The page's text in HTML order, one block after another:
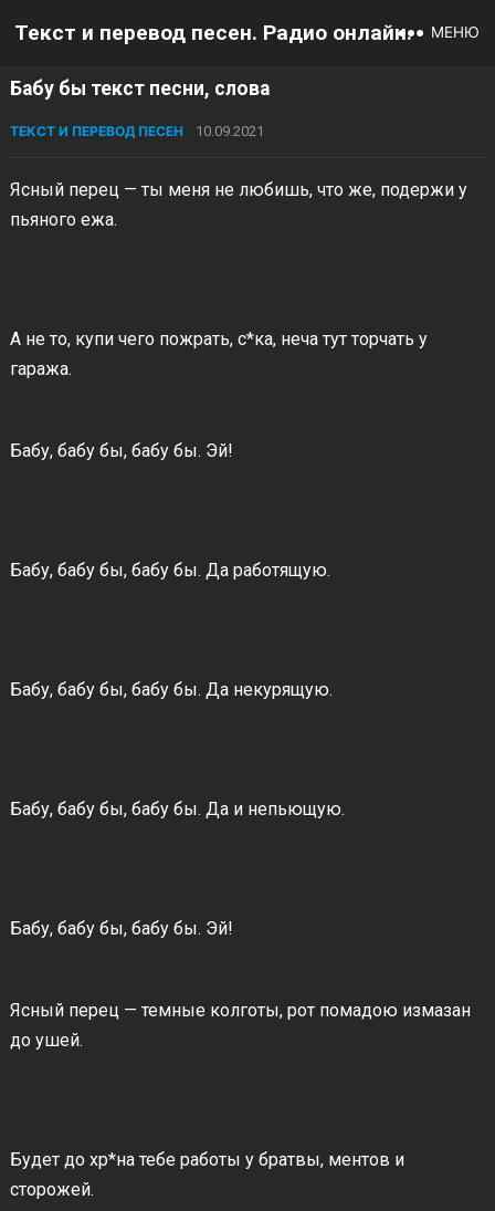
Текст и перевод песен. Радио онлайн. МЕНЮ
Бабу бы текст песни, слова
ТЕКСТ И ПЕРЕВОД ПЕСЕН 10.09.2021
Ясный перец — ты меня не любишь, что же, подержи у
пьяного ежа.
А не то, купи чего пожрать, с*ка, неча тут торчать у
гаража.
Бабу, бабу бы, бабу бы. Эй!
Бабу, бабу бы, бабу бы. Да работящую.
Бабу, бабу бы, бабу бы. Да некурящую.
Бабу, бабу бы, бабу бы. Да и непьющую.
Бабу, бабу бы, бабу бы. Эй!
Ясный перец — темные колготы, рот помадою измазан
до ушей.
Будет до хр*на тебе работы у братвы, ментов и
сторожей.